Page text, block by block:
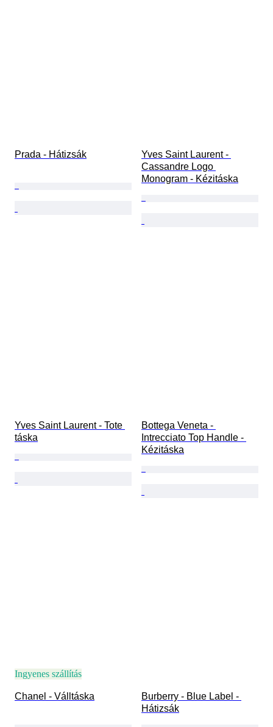
Prada - Hátizsák
Yves Saint Laurent -
Cassandre Logo
Monogram - Kézitáska
Yves Saint Laurent - Tote
táska
Bottega Veneta -
Intrecciato Top Handle -
Kézitáska
Ingyenes szállítás
Chanel - Válltáska
Burberry - Blue Label -
Hátizsák